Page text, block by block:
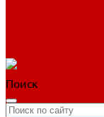
Поиск